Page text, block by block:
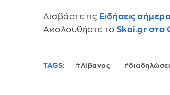
Διαβάστε τις Ειδήσεις σήμερα
Ακολουθήστε το Skai.gr στο
TAGS: Λίβανος